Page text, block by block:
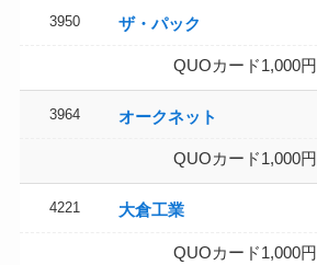
3950 ザ・パック
QUOカード1,000円
3964 オークネット
QUOカード1,000円
4221 大倉工業
QUOカード1,000円